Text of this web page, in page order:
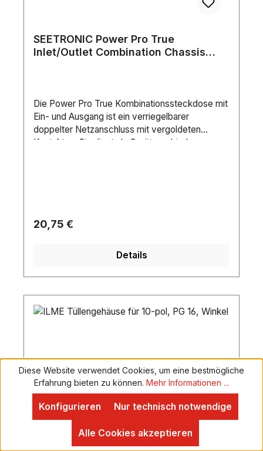
SEETRONIC Power Pro True
Inlet/Outlet Combination Chassis
Die Power Pro True Kombinationssteckdose mit
Ein- und Ausgang ist ein verriegelbarer
doppelter Netzanschluss mit vergoldeten
Kontakten. Sie dient als Geräteverbinder, wo
mm²Maximale Drahtabmessung: 2.5
mm²Maximale Drahtabmessung AWG: 12
mmBreite (mm): 61 mmGewicht: 0.046 kgIP-
platedMaximale Umgebungstemperatur: 80
°CMinimale Umgebungstemperatur: -30 °C
Regulärer Preis:
20,75 €
Details
ILME Tüllengehäuse für 10-pol, PG 16,
Diese Website verwendet Cookies, um eine bestmögliche
Erfahrung bieten zu können. Mehr Informationen ...
Nur technisch notwendige
Konfigurieren
Alle Cookies akzeptieren